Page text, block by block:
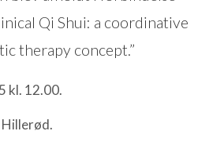
Qi Shui: a coordinative
therapy concept.”
kl. 12.00.
Hillerød.